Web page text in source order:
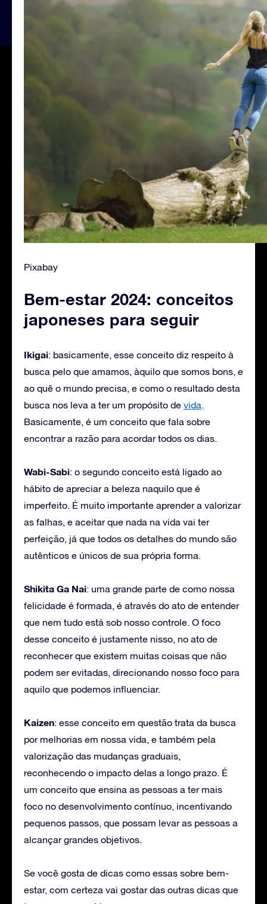
Pixabay
Bem-estar 2024: conceitos
japoneses para seguir
Ikigai: basicamente, esse conceito diz respeito à
busca pelo que amamos, àquilo que somos bons, e
ao quê o mundo precisa, e como o resultado desta
busca nos leva a ter um propósito de vida
Basicamente, é um conceito que fala sobre
encontrar a razão para acordar todos os dias.
Wabi-Sabi: o segundo conceito está ligado ao
hábito de apreciar a beleza naquilo que é
imperfeito. É muito importante aprender a valorizar
as falhas, e aceitar que nada na vida vai ter
perfeição, já que todos os detalhes do mundo são
autênticos e únicos de sua própria forma.
Shikita Ga Nai: uma grande parte de como nossa
felicidade é formada, é através do ato de entender
que nem tudo está sob nosso controle. O foco
desse conceito é justamente nisso, no ato de
reconhecer que existem muitas coisas que não
podem ser evitadas, direcionando nosso foco para
aquilo que podemos influenciar.
Kaizen: esse conceito em questão trata da busca
por melhorias em nossa vida, e também pela
valorização das mudanças graduais,
reconhecendo o impacto delas a longo prazo. É
um conceito que ensina as pessoas a ter mais
foco no desenvolvimento contínuo, incentivando
pequenos passos, que possam levar as pessoas a
alcançar grandes objetivos.
Se você gosta de dicas como essas sobre bem-
estar, com certeza vai gostar das outras dicas que